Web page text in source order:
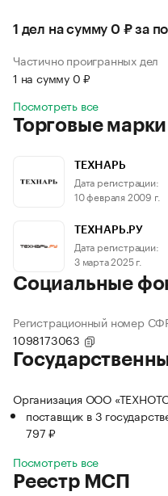
1 дел на сумму 0 ₽ за
Частично проигранных дел
1 на сумму 0 ₽
Посмотреть все
Торговые марки
ТЕХНАРЬ
Дата регистрации:
10 февраля 2009 г.
ТЕХНАРЬ.РУ
Дата регистрации:
3 марта 2025 г.
Социальные
Регистрационный номер
1098173063
Организация ООО
поставщик в 3
797 ₽
Посмотреть все
Реестр МСП